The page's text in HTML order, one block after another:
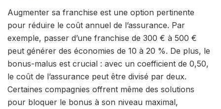
Augmenter sa franchise est une option pertinente
pour réduire le coût annuel de l’assurance. Par
exemple, passer d’une franchise de 300 € à 500 €
peut générer des économies de 10 à 20 %. De plus, le
bonus-malus est crucial : avec un coefficient de 0,50,
le coût de l’assurance peut être divisé par deux.
Certaines compagnies offrent même des solutions
pour bloquer le bonus à son niveau maximal,